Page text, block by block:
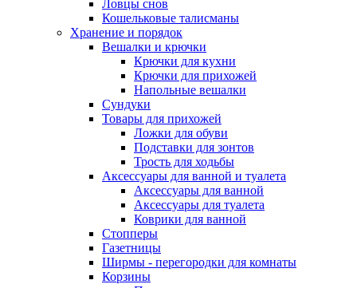
Ловцы снов
Кошельковые талисманы
Хранение и порядок
Вешалки и крючки
Крючки для кухни
Крючки для прихожей
Напольные вешалки
Сундуки
Товары для прихожей
Ложки для обуви
Подставки для зонтов
Трость для ходьбы
Аксессуары для ванной и туалета
Аксессуары для ванной
Аксессуары для туалета
Коврики для ванной
Стопперы
Газетницы
Ширмы - перегородки для комнаты
Корзины